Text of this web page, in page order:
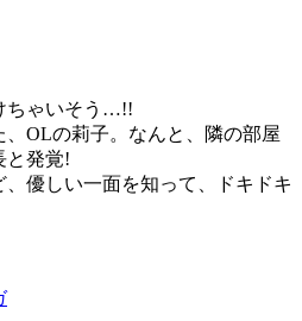
ちゃいそう…!!
OLの莉子。なんと、隣の部屋
と発覚!
優しい一面を知って、ドキドキ